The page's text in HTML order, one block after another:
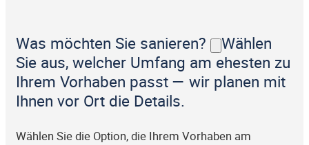
Was möchten Sie sanieren?
Wählen
Sie aus, welcher Umfang am ehesten zu
Ihrem Vorhaben passt — wir planen mit
Ihnen vor Ort die Details.
Wählen Sie die Option, die Ihrem Vorhaben am